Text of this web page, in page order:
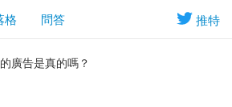
推特
格 問答
廣告是真的嗎？